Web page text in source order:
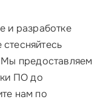
и разработке
предоставляем
ПО до
нам по